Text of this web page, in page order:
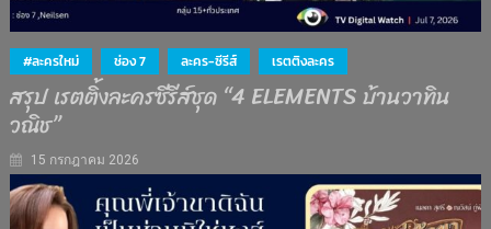
#ละครใหม่ ช่อง 7 ละคร-ซีรีส์ เรตติงละคร
สรุป เรตติ้งละครซีรีส์ชุด “4 ELEMENTS บ้านวาทิน
วณิช”
15 กรกฎาคม 2026